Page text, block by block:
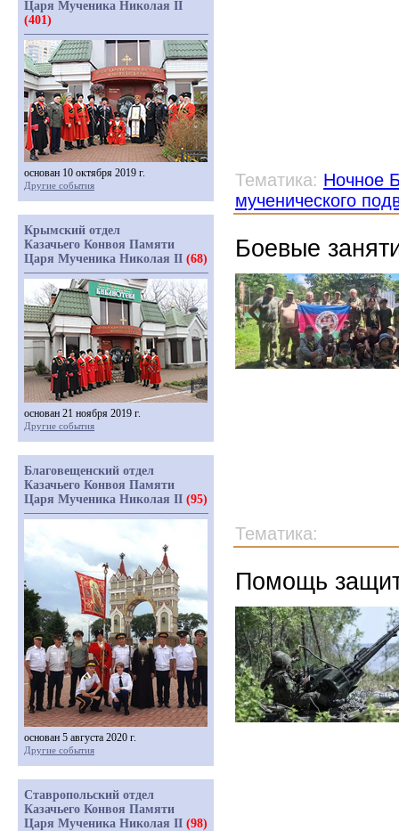
Тематика: Ночное
мученического
Боевые
Тематика:
Помощь
Царя Мученика Николая II
(401)
основан 10 октября 2019 г.
Другие события
Крымский отдел
Казачьего Конвоя Памяти
Царя Мученика Николая II (68)
основан 21 ноября 2019 г.
Другие события
Благовещенский отдел
Казачьего Конвоя Памяти
Царя Мученика Николая II (95)
основан 5 августа 2020 г.
Другие события
Ставропольский отдел
Казачьего Конвоя Памяти
Царя Мученика Николая II (98)